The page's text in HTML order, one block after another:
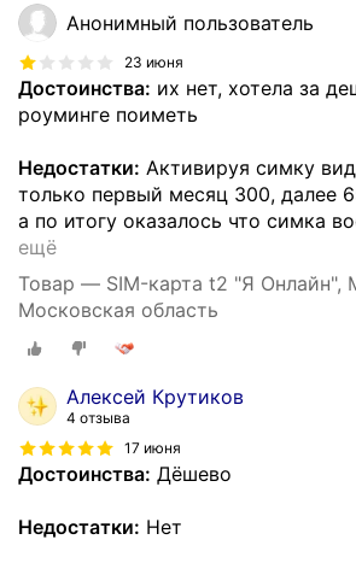
Анонимный пользователь
23 июня
Достоинства: их нет, хотела за
роуминге поиметь
Недостатки: Активируя симку
только первый месяц 300, далее
а по итогу оказалось что симка
ещё
Товар — SIM-карта t2 "Я Онлайн",
Московская область
Алексей Крутиков
4 отзыва
17 июня
Достоинства: Дёшево
Недостатки: Нет